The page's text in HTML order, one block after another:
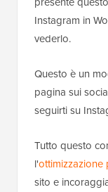
Instagram in
vederlo.
Questo è un
pagina sui
seguirti su
Tutto questo
l'ottimizzazione
sito e